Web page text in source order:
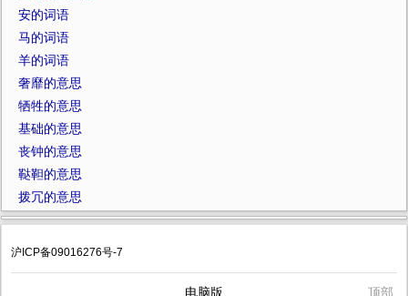
安的词语
马的词语
羊的词语
奢靡的意思
牺牲的意思
基础的意思
丧钟的意思
鞑靼的意思
拨冗的意思
沪ICP备09016276号-7
顶部
电脑版